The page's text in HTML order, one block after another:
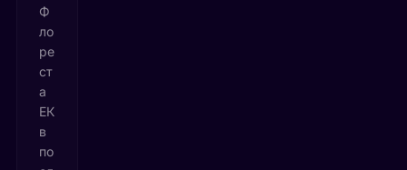
Ф
ло
ре
ст
а
ЕК
в
по